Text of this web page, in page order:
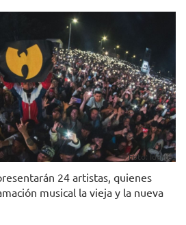
Foto: Idartes
24 artistas, quienes
musical la vieja y la nueva